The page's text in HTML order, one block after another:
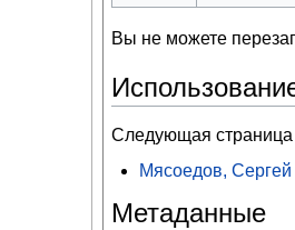
Вы не можете
Следующая страница
Мясоедов,
Метаданные